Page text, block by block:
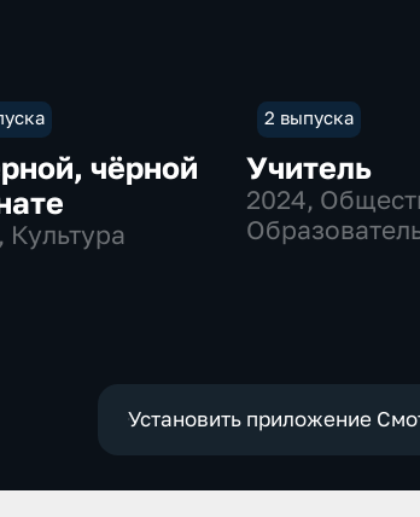
чёрной
, Культура
2 выпуска
Учитель
2024,
Установить приложение